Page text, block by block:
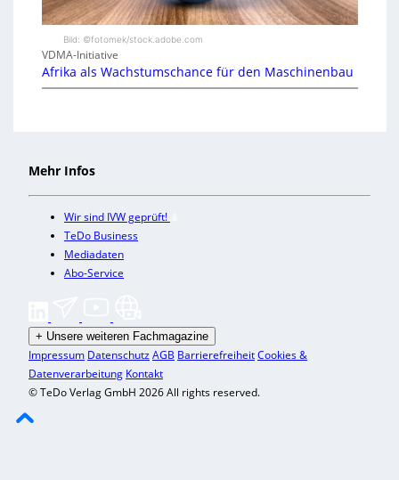
Bild: ©fotomek/stock.adobe.com
VDMA-Initiative
Afrika als Wachstumschance für den Maschinenbau
Mehr Infos
Wir sind IVW geprüft!
TeDo Business
Mediadaten
Abo-Service
+ Unsere weiteren Fachmagazine
Impressum DatenschutzAGB BarrierefreiheitCookies &
Datenverarbeitung Kontakt
© TeDo Verlag GmbH 2026 All rights reserved.